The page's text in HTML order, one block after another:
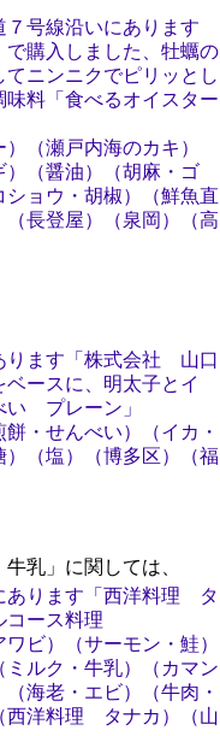
７号線沿いにあります
購入しました、牡蠣の
ニンニクでピリッとし
料「食べるオイスター
（瀬戸内海のカキ）
）（醤油）（胡麻・ゴ
ョウ・胡椒）（鮮魚直
長登屋）（泉岡）（高
ります「株式会社 山口
ースに、明太子とイ
い プレーン」
・せんべい）（イカ・
（塩）（博多区）（福
乳」に関しては、
あります「西洋料理 タ
コース料理
ビ）（サーモン・鮭）
ミルク・牛乳）（カマン
海老・エビ）（牛肉・
西洋料理 タナカ）（山